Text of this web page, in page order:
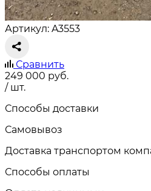
Артикул: A3553
Сравнить
249 000 руб.
/ шт.
Способы доставки
Самовывоз
Доставка транспортом
Способы оплаты